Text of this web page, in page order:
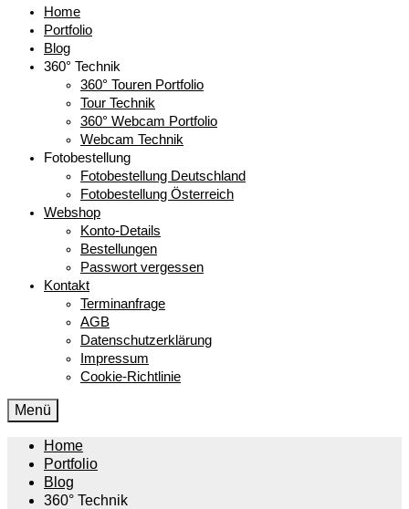
Home
Portfolio
Blog
360° Technik
360° Touren Portfolio
Tour Technik
360° Webcam Portfolio
Webcam Technik
Fotobestellung
Fotobestellung Deutschland
Fotobestellung Österreich
Webshop
Konto-Details
Bestellungen
Passwort vergessen
Kontakt
Terminanfrage
AGB
Datenschutzerklärung
Impressum
Cookie-Richtlinie
Menü
Home
Portfolio
Blog
360° Technik